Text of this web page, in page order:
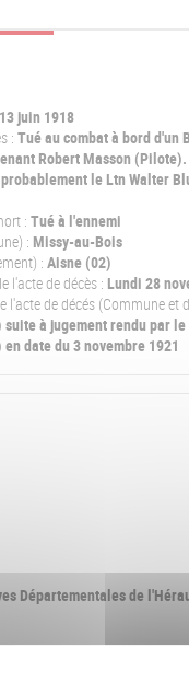
juin 1918
: Tué au combat à bord d'un
Robert Masson (Pilote).
le Ltn Walter
: Tué à l'ennemi
: Missy-au-Bois
: Aisne (02)
l'acte de décès : Lundi 28
l'acte de décés (Commune et
à jugement rendu par
date du 3 novembre 1921
Départementales de